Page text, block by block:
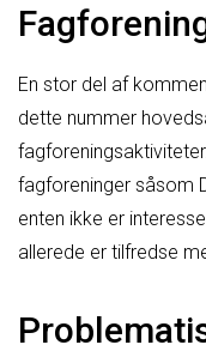
En stor del af
dette nummer
fagforeninger såsom
enten ikke er
allerede er tilfredse